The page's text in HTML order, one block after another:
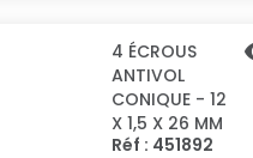
4 ÉCROUS
ANTIVOL
CONIQUE - 12
X 1,5 X 26 MM
Réf : 451892